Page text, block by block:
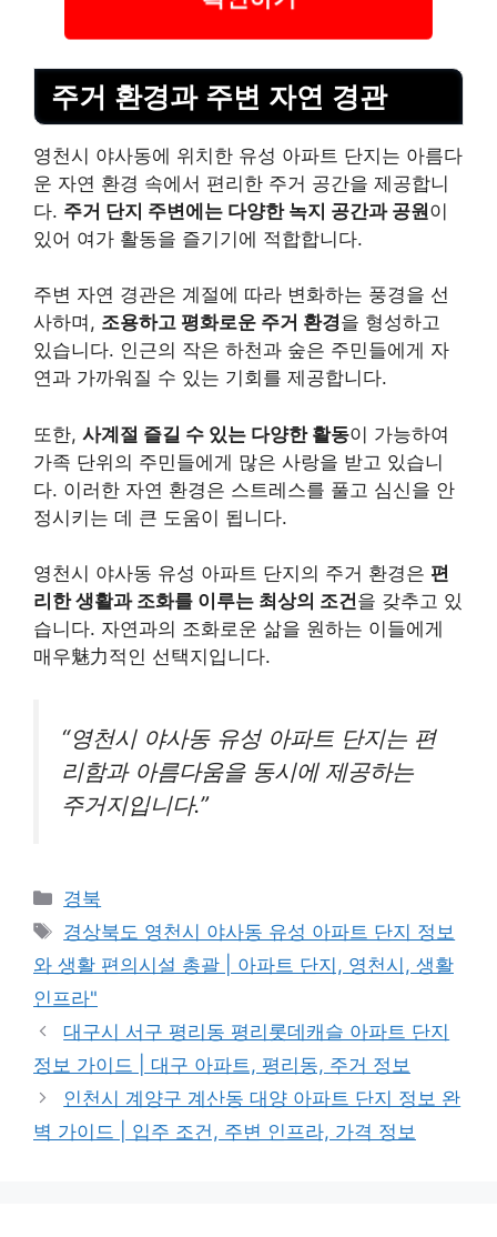
주거 환경과 주변 자연 경관
영천시 야사동에 위치한 유성 아파트 단지는 아름다
운 자연 환경 속에서 편리한 주거 공간을 제공합니
다. 주거 단지 주변에는 다양한 녹지 공간과 공원이
있어 여가 활동을 즐기기에 적합합니다.
주변 자연 경관은 계절에 따라 변화하는 풍경을 선
사하며, 조용하고 평화로운 주거 환경을 형성하고
있습니다. 인근의 작은 하천과 숲은 주민들에게 자
연과 가까워질 수 있는 기회를 제공합니다.
또한, 사계절 즐길 수 있는 다양한 활동이 가능하여
가족 단위의 주민들에게 많은 사랑을 받고 있습니
다. 이러한 자연 환경은 스트레스를 풀고 심신을 안
정시키는 데 큰 도움이 됩니다.
영천시 야사동 유성 아파트 단지의 주거 환경은 편
리한 생활과 조화를 이루는 최상의 조건을 갖추고 있
습니다. 자연과의 조화로운 삶을 원하는 이들에게
매우魅力적인 선택지입니다.
“영천시 야사동 유성 아파트 단지는 편
리함과 아름다움을 동시에 제공하는
주거지입니다.”
Categories
경북
Tags
경상북도 영천시 야사동 유성 아파트 단지 정보
와 생활 편의시설 총괄 | 아파트 단지, 영천시, 생활
인프라"
대구시 서구 평리동 평리롯데캐슬 아파트 단지
정보 가이드 | 대구 아파트, 평리동, 주거 정보
인천시 계양구 계산동 대양 아파트 단지 정보 완
벽 가이드 | 입주 조건, 주변 인프라, 가격 정보